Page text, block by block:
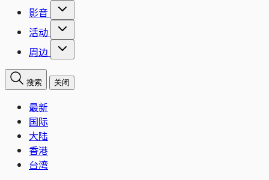
影音
活动
周边
搜索 关闭
最新
国际
大陆
香港
台湾